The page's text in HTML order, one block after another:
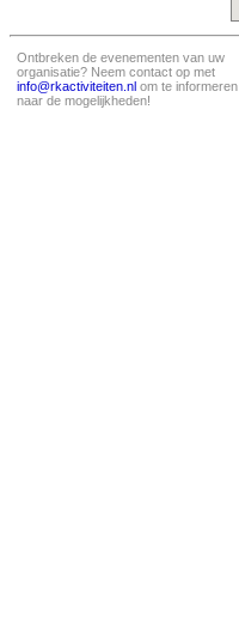
Ontbreken de evenementen van uw
organisatie? Neem contact op met
info@rkactiviteiten.nl om te informeren
naar de mogelijkheden!